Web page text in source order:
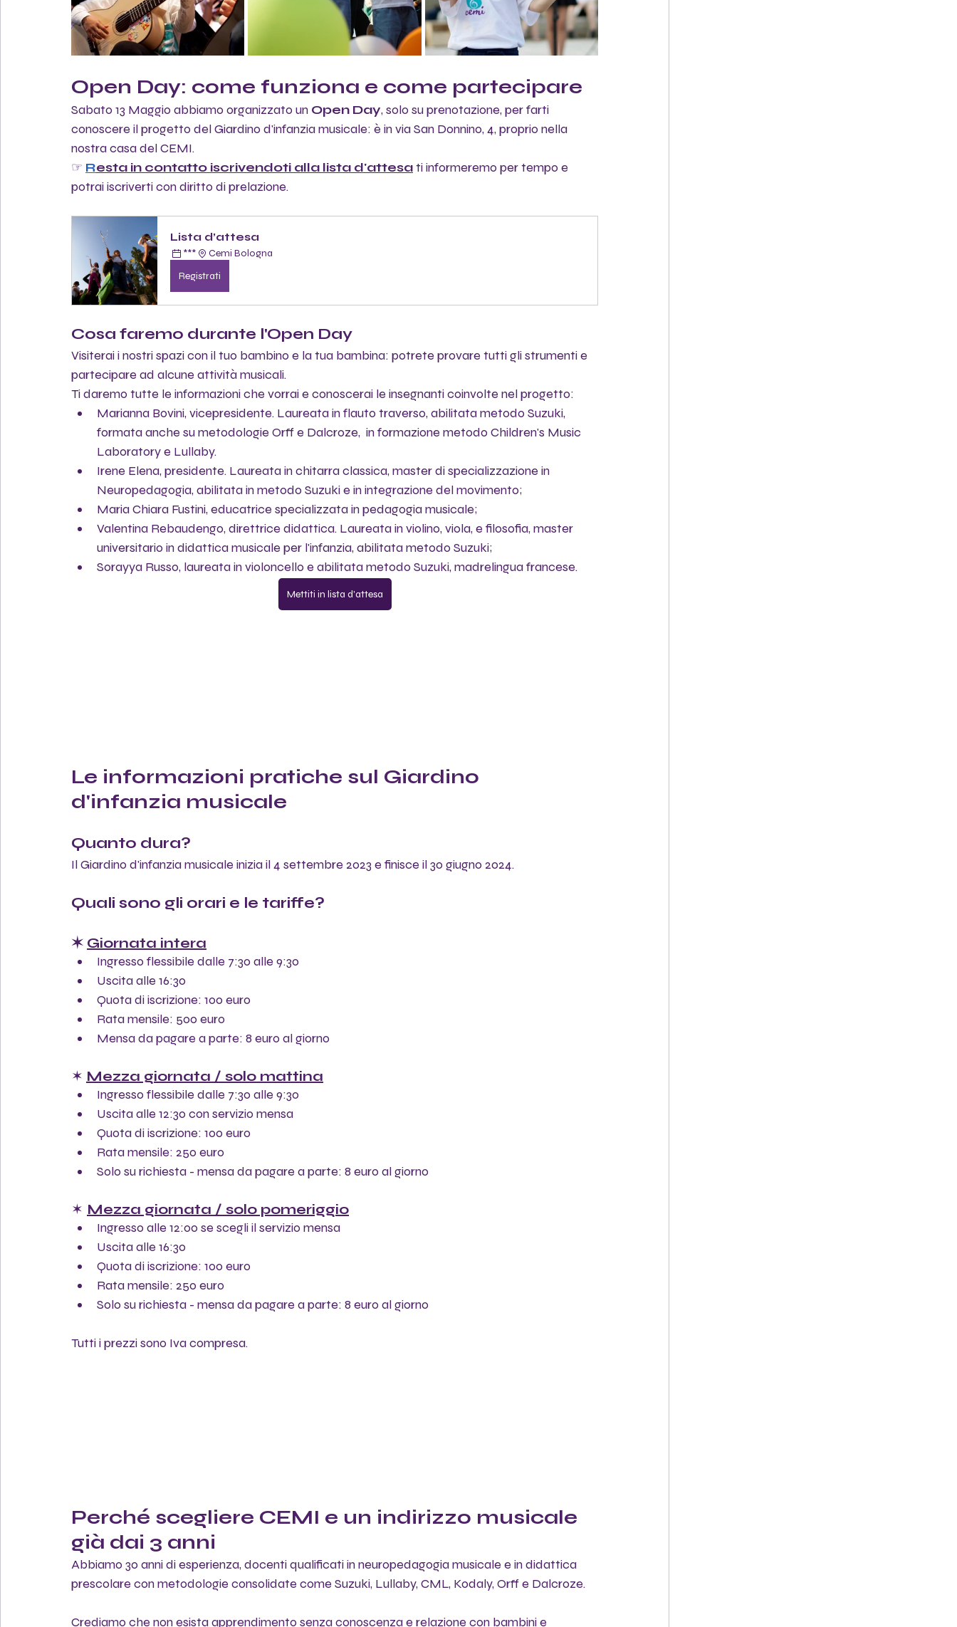
Open Day: come funziona e come partecipare
Sabato 13 Maggio abbiamo organizzato un Open Day,solo su prenotazione, per farti
conoscere il progetto del Giardino d'infanzia musicale: è in via San Donnino, 4, proprio nella
nostra casa del CEMI.
☞ Resta in contatto iscrivendoti alla lista d'attesa ti informeremo per tempo e
potrai iscriverti con diritto di prelazione.
Lista d’attesa
***
Cemi Bologna
Registrati
Cosa faremo durante l'Open Day
Visiterai i nostri spazi con il tuo bambino e la tua bambina: potrete provare tutti gli strumenti e
partecipare ad alcune attività musicali.
Ti daremo tutte le informazioni che vorrai e conoscerai le insegnanti coinvolte nel progetto:
Marianna Bovini, vicepresidente. Laureata in flauto traverso, abilitata metodo Suzuki,
formata anche su metodologie Orff e Dalcroze,  in formazione metodo Children's Music
Laboratory e Lullaby.
Irene Elena, presidente. Laureata in chitarra classica, master di specializzazione in
Neuropedagogia, abilitata in metodo Suzuki e in integrazione del movimento;
Maria Chiara Fustini, educatrice specializzata in pedagogia musicale;
Valentina Rebaudengo, direttrice didattica. Laureata in violino, viola, e filosofia, master
universitario in didattica musicale per l'infanzia, abilitata metodo Suzuki;
Sorayya Russo, laureata in violoncello e abilitata metodo Suzuki, madrelingua francese.
Mettiti in lista d'attesa
Le informazioni pratiche sul Giardino
d'infanzia musicale
Quanto dura?
Il Giardino d'infanzia musicale inizia il 4 settembre 2023 e finisce il 30 giugno 2024.
Quali sono gli orari e le tariffe?
✶ Giornata intera
Ingresso flessibile dalle 7:30 alle 9:30
Uscita alle 16:30
Quota di iscrizione: 100 euro
Rata mensile: 500 euro
Mensa da pagare a parte: 8 euro al giorno
✶ Mezza giornata / solo mattina
Ingresso flessibile dalle 7:30 alle 9:30
Uscita alle 12:30 con servizio mensa
Quota di iscrizione: 100 euro
Rata mensile: 250 euro
Solo su richiesta - mensa da pagare a parte: 8 euro al giorno
✶ Mezza giornata / solo pomeriggio
Ingresso alle 12:00 se scegli il servizio mensa
Uscita alle 16:30
Quota di iscrizione: 100 euro
Rata mensile: 250 euro
Solo su richiesta - mensa da pagare a parte: 8 euro al giorno
Tutti i prezzi sono Iva compresa.
Perché scegliere CEMI e un indirizzo musicale
già dai 3 anni
Abbiamo 30 anni di esperienza, docenti qualificati in neuropedagogia musicale e in didattica
prescolare con metodologie consolidate come Suzuki, Lullaby, CML, Kodaly, Orff e Dalcroze.
Crediamo che non esista apprendimento senza conoscenza e relazione con bambini e